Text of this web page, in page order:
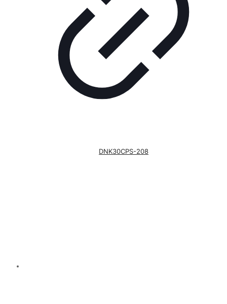
DNK30CPS-208